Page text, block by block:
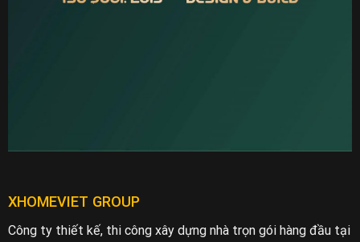
XHOMEVIET GROUP
Công ty thiết kế, thi công xây dựng nhà trọn gói hàng đầu tại